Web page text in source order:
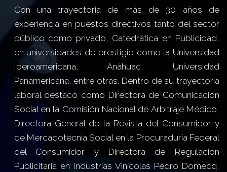
Con una trayectoria de más de 30 años de
experiencia en puestos directivos tanto del sector
público como privado, Catedrática en Publicidad,
en universidades de prestigio como la Universidad
Iberoamericana, Anáhuac, Universidad
Panamericana, entre otras. Dentro de su trayectoria
laboral destacó como Directora de Comunicación
Social en la Comisión Nacional de Arbitraje Médico,
Directora General de la Revista del Consumidor y
de Mercadotecnia Social en la Procuraduría Federal
del Consumidor y Directora de Regulación
Publicitaria en Industrias Vinícolas Pedro Domecq,